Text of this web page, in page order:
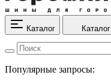
Каталог Каталог
Популярные запросы: